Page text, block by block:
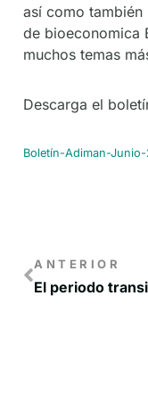
así como
de bioeconomica
muchos temas
Descarga el
Boletín-Adiman-
ANTERIOR